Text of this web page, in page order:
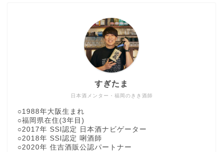
日本酒メンター・福岡のきき酒師
すぎたま
○1988年大阪生まれ
○福岡県在住(3年目)
○2017年 SSI認定 日本酒ナビゲーター
○2018年 SSI認定 唎酒師
○2020年 住吉酒販公認パートナー